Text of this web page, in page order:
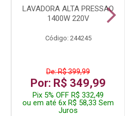
LAVADORA ALTA PRESSAO
1400W 220V
Código: 244245
De: R$ 399,99
Por: R$ 349,99
Pix 5% OFF R$ 332,49
ou em até 6x R$ 58,33 Sem
Juros